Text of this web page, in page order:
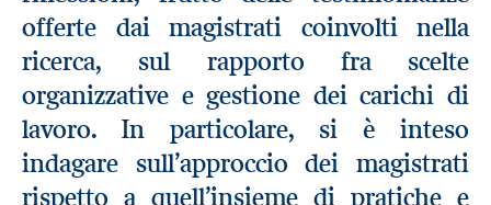
offerte dai magistrati coinvolti nella
ricerca, sul rapporto fra scelte
organizzative e gestione dei carichi di
lavoro. In particolare, si è inteso
indagare sull’approccio dei magistrati
rispetto a quell’insieme di pratiche e